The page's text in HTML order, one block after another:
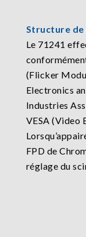
Structure de
Le 71241
(Flicker
Electronics
Industries
VESA (Video
FPD de
réglage du